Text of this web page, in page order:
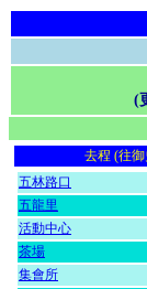
(
去程 (往
五林路口
五龍里
活動中心
茶場
集會所